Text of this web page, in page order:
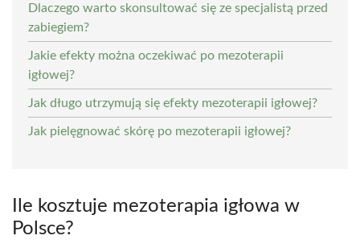
Dlaczego warto skonsultować się ze specjalistą przed
zabiegiem?
Jakie efekty można oczekiwać po mezoterapii
igłowej?
Jak długo utrzymują się efekty mezoterapii igłowej?
Jak pielęgnować skórę po mezoterapii igłowej?
Ile kosztuje mezoterapia igłowa w
Polsce?